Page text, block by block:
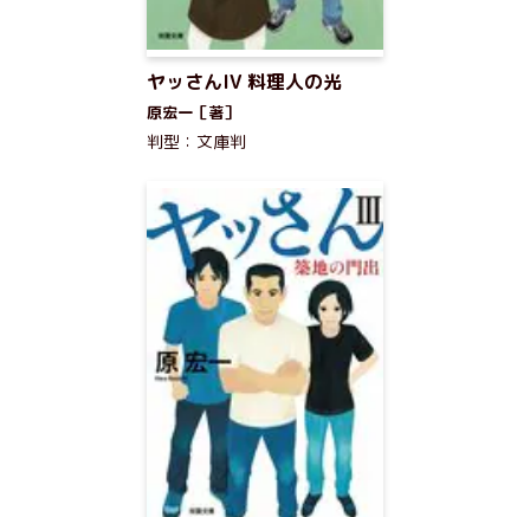
ヤッさんIV 料理人の光
原宏一［著］
判型：文庫判